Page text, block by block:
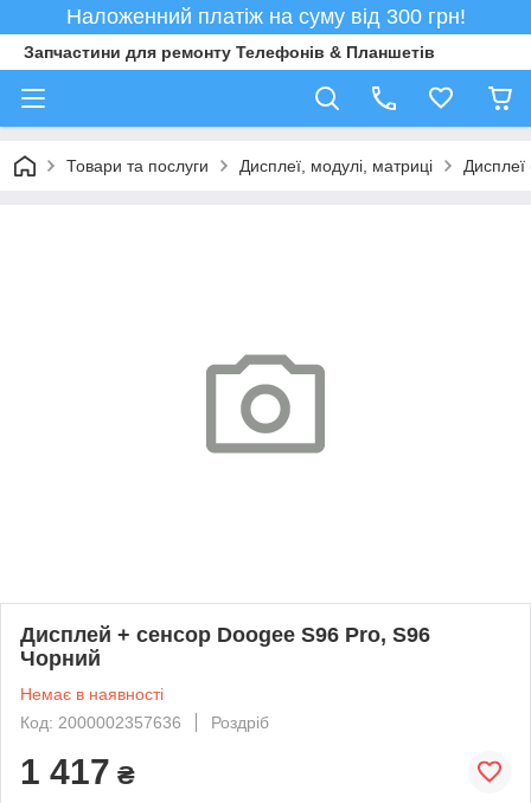
Наложенний платіж на суму від 300 грн!
Запчастини для ремонту Телефонів & Планшетів
Товари та послуги Дисплеї, модулі, матриці
Дисплей + сенсор Doogee S96 Pro, S96
Чорний
Немає в наявності
Код: 2000002357636
Роздріб
1 417 ₴